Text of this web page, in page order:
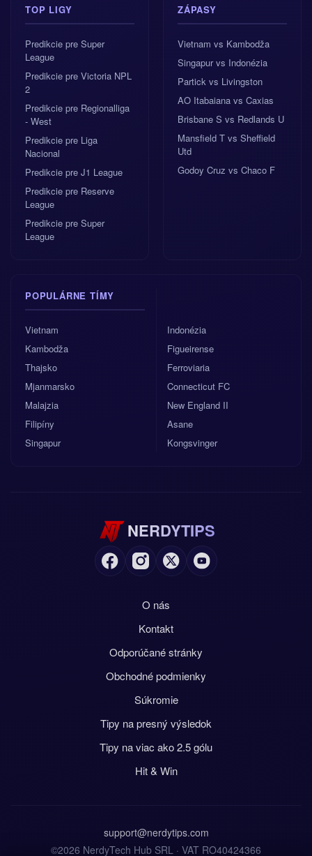
TOP LIGY
Predikcie pre Super
League
Predikcie pre Victoria NPL
2
Predikcie pre Regionalliga
- West
Predikcie pre Liga
Nacional
Predikcie pre J1 League
Predikcie pre Reserve
League
Predikcie pre Super
League
ZÁPASY
Vietnam vs Kambodža
Singapur vs Indonézia
Partick vs Livingston
AO Itabaiana vs Caxias
Brisbane S vs Redlands U
Mansfield T vs Sheffield
Utd
Godoy Cruz vs Chaco F
POPULÁRNE TÍMY
Vietnam
Kambodža
Thajsko
Mjanmarsko
Malajzia
Filipíny
Singapur
Indonézia
Figueirense
Ferroviaria
Connecticut FC
New England II
Asane
Kongsvinger
NERDYTIPS
O nás
Kontakt
Odporúčané stránky
Obchodné podmienky
Súkromie
Tipy na presný výsledok
Tipy na viac ako 2.5 gólu
Hit & Win
support@nerdytips.com
©2026 NerdyTech Hub SRL · VAT RO40424366